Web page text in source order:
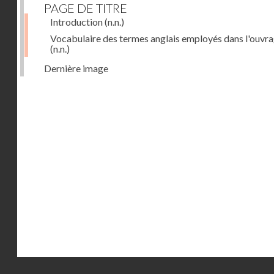
PAGE DE TITRE
Introduction(n.n.)
Vocabulaire des termes anglais employés dans
(n.n.)
Dernière image